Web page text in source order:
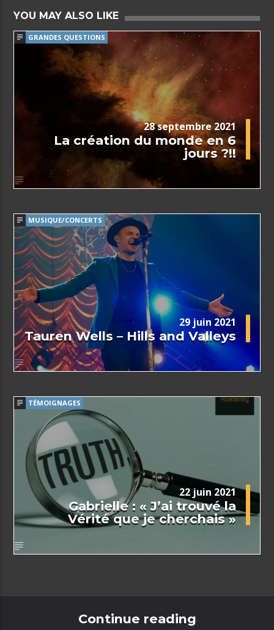
YOU MAY ALSO LIKE
GRANDES QUESTIONS
28 septembre 2021
La création du monde en 6
jours ?!!
MUSIQUE/CONCERTS
29 juin 2021
Tauren Wells – Hills and Valleys
TÉMOIGNAGES
22 juin 2021
Gabrielle : « J’ai trouvé la
Vérité que je cherchais »
Continue reading